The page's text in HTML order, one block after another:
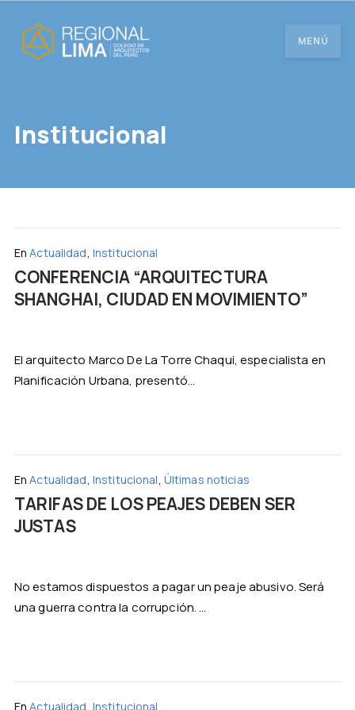
MENÚ
Institucional
En Actualidad, Institucional
CONFERENCIA “ARQUITECTURA
SHANGHAI, CIUDAD EN MOVIMIENTO”
El arquitecto Marco De La Torre Chaqui, especialista en
Planificación Urbana, presentó...
En Actualidad, Institucional, Últimas noticias
TARIFAS DE LOS PEAJES DEBEN SER
JUSTAS
No estamos dispuestos a pagar un peaje abusivo. Será
una guerra contra la corrupción. ...
En Actualidad, Institucional